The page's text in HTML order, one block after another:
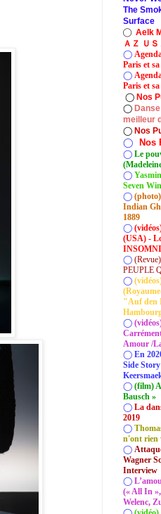
The
Surface
◯ Aelk
ＡＺ Ｕ
◯
Paris et
◯
Paris et
◯ Nos
◯
meilleur
◯ Nos
◯ Nos
◯ Le
◯
Seven
◯
Indian
1889
◯
(USA) -
◯
PEUPLE
◯
"Auf den
◯
Amour /
◯ En
Side
◯ (film)
Bausch »
◯ La
2019
◯
n'ont rien
◯
Wagner
Interview
◯
(« All In
Welenc,